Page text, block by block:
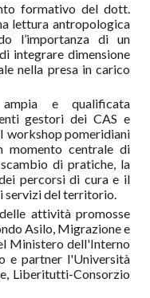
formativo del dott.
lettura antropologica
l’importanza di un
integrare dimensione
nella presa in carico
e qualificata
gestori dei CAS e
workshop pomeridiani
momento centrale di
di pratiche, la
percorsi di cura e il
servizi del territorio.
attività promosse
Asilo, Migrazione e
Ministero dell'Interno
e partner l'Università
Liberitutti-Consorzio